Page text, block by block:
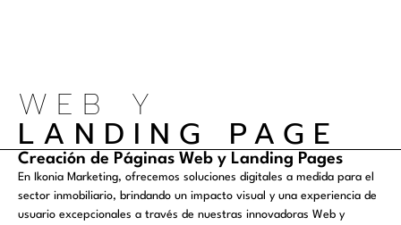
WEB Y
LANDING PAGE
Creación de Páginas Web y Landing Pages
En Ikonia Marketing, ofrecemos soluciones digitales a medida para el
sector inmobiliario, brindando un impacto visual y una experiencia de
usuario excepcionales a través de nuestras innovadoras Web y